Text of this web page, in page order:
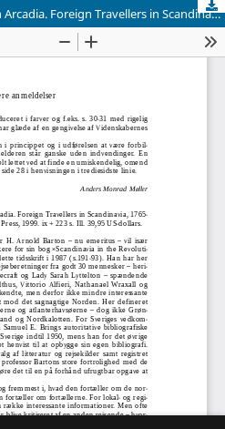
H. Arnold Barton: Northern Arcadia. Foreign Travellers in Scandinavia, 1765-1815. Southern Illinois University Press, 1999.